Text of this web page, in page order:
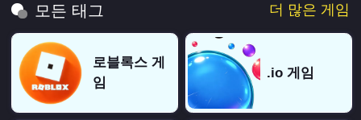
모든 태그 더 많은 게임
로블록스 게
임
.io 게임